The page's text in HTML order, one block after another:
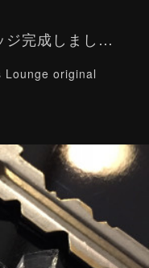
90's Loungeオリジナルバッジ完成しました！
Lounge original